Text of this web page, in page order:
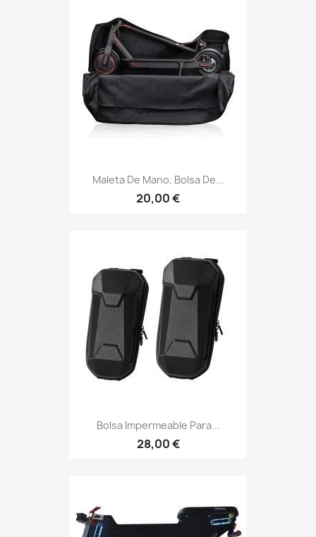
Maleta De Mano, Bolsa De...
20,00 €
Bolsa Impermeable Para...
28,00 €